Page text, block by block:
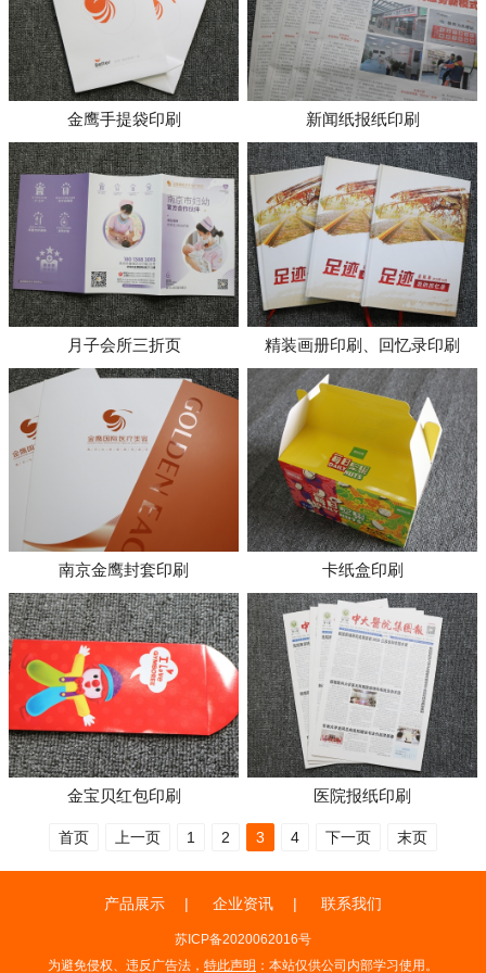
金鹰手提袋印刷 新闻纸报纸印刷
月子会所三折页 精装画册印刷、回忆录印刷
南京金鹰封套印刷 卡纸盒印刷
金宝贝红包印刷 医院报纸印刷
首页 上一页 1 2 3 4 下一页 末页
产品展示 企业资讯 联系我们
苏ICP备2020062016号
为避免侵权、违反广告法， 特此声明 ：本站仅供公司内部学习使用。